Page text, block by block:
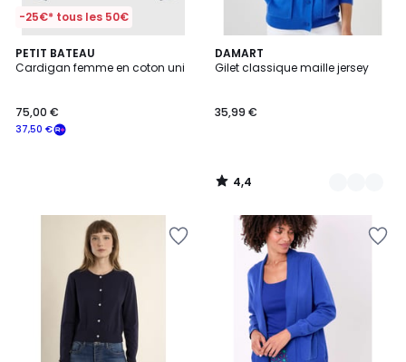
-25€* tous les 50€
PETIT BATEAU
Cardigan femme en coton uni
37,50 €
75,00 €
DAMART
Gilet classique maille jersey
35,99 €
4,4
/ 5
6
Couleurs
4,4
/